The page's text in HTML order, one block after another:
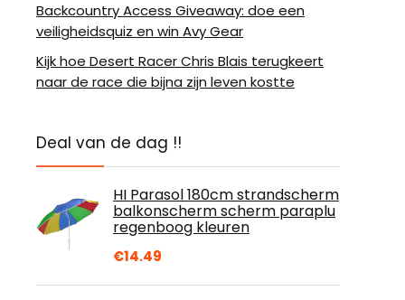
Backcountry Access Giveaway: doe een
veiligheidsquiz en win Avy Gear
Kijk hoe Desert Racer Chris Blais terugkeert
naar de race die bijna zijn leven kostte
Deal van de dag !!
HI Parasol 180cm strandscherm
balkonscherm scherm paraplu
regenboog kleuren
€14.49